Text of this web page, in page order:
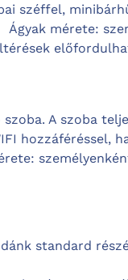
széffel,
Ágyak mérete:
A szoba
hozzáféréssel,
standard